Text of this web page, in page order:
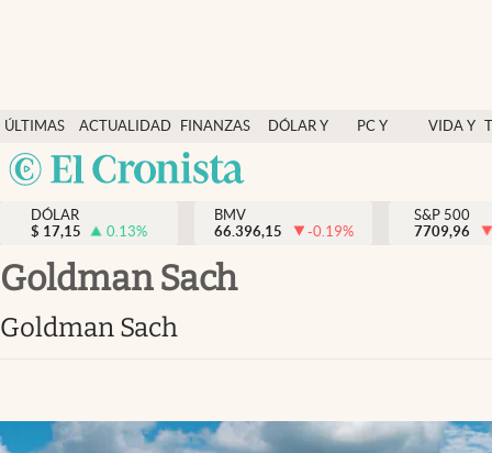
ÚLTIMAS
NOTICIAS
ACTUALIDAD
FINANZAS
Y
ECONOMÍA
DÓLAR Y
PC Y
VIDA Y
México
Actualidad
Finanzas y economía
Dólar y mercados
Opinión
Brand Strategy
Vida y estilo
DÓLAR
$ 17,15 0.13%
BMV
66.396,15
-0.19%
S&P 500
7709,96
Goldman Sach
Goldman Sach